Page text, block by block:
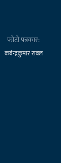
फोटो पत्रकार:
कबेन्द्रकुमार रावल